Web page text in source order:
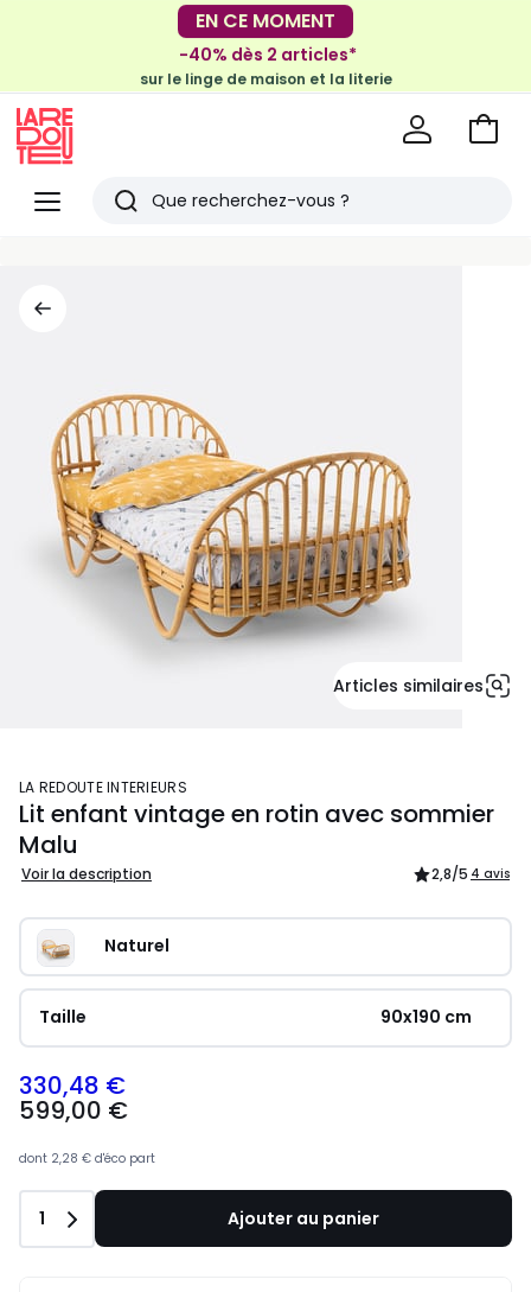
-30€ tous les 100€*
sur le meuble & la déco
EN CE MOMENT
-40% dès 2 articles*
sur le linge de maison et la literie
Menu
Redoute
Rechercher
Voir
Articles similaires
LA REDOUTE INTERIEURS
Lit enfant vintage en rotin avec sommier
Malu
Voir la description 2,8/5 4 avis
Naturel
Taille 90x190 cm
330,48 €
599,00 €
dont 2,28 € d'éco part
Quantité
1 Ajouter au panier